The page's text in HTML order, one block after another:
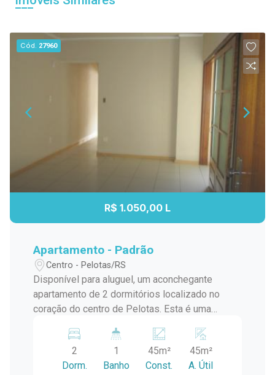
Cód. 27960
R$ 1.050,00 L
Apartamento - Padrão
Centro - Pelotas/RS
Disponível para aluguel, um aconchegante
apartamento de 2 dormitórios localizado no
coração do centro de Pelotas. Esta é uma
em um local conveniente, próximo a todas as
comodidades que a cidade tem a oferecer. O
apartamento está situado no centro de Pelotas,
2
Dorm.
1
Banho
45m²
Const.
45m²
A. Útil